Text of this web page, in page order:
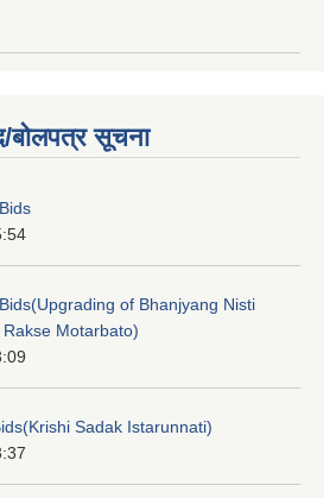
बोलपत्र सूचना
of Bhanjyang Nisti
Motarbato)
Sadak Istarunnati)